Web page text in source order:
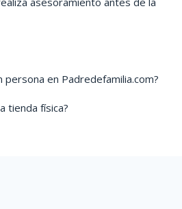
persona en Padredefamilia.com?
tienda física?